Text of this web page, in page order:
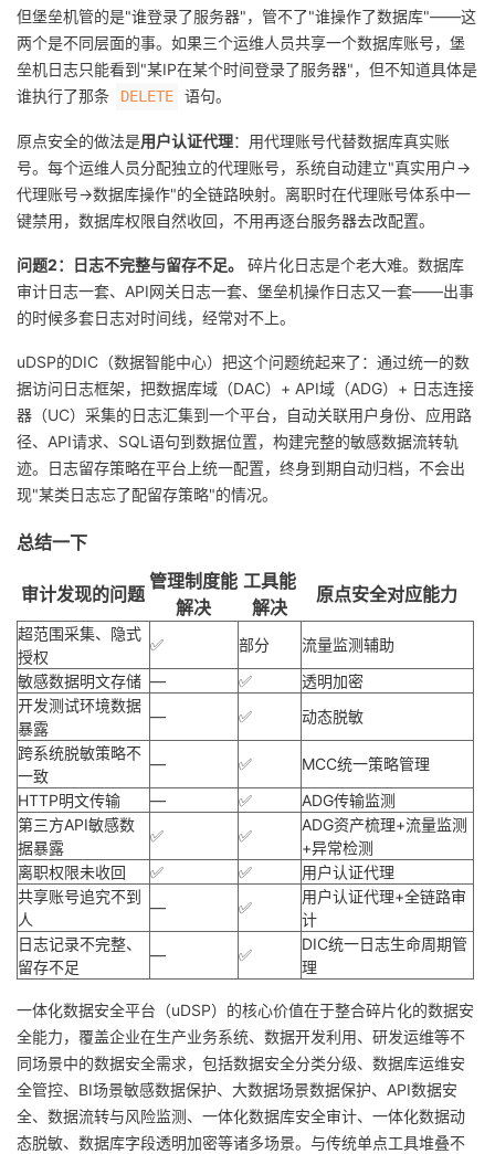
但堡垒机管的是"谁登录了服务器"，管不了"谁操作了数据库"——这
两个是不同层面的事。如果三个运维人员共享一个数据库账号，堡
垒机日志只能看到"某IP在某个时间登录了服务器"，但不知道具体是
谁执行了那条
DELETE 语句。
原点安全的做法是用户认证代理：用代理账号代替数据库真实账
号。每个运维人员分配独立的代理账号，系统自动建立"真实用户→
代理账号→数据库操作"的全链路映射。离职时在代理账号体系中一
键禁用，数据库权限自然收回，不用再逐台服务器去改配置。
问题2：日志不完整与留存不足。
碎片化日志是个老大难。数据库
审计日志一套、API网关日志一套、堡垒机操作日志又一套——出事
的时候多套日志对时间线，经常对不上。
uDSP的DIC（数据智能中心）把这个问题统起来了：通过统一的数
据访问日志框架，把数据库域（DAC）+ API域（ADG）+ 日志连接
器（UC）采集的日志汇集到一个平台，自动关联用户身份、应用路
径、API请求、SQL语句到数据位置，构建完整的敏感数据流转轨
迹。日志留存策略在平台上统一配置，终身到期自动归档，不会出
现"某类日志忘了配留存策略"的情况。
总结一下
审计发现的问题
管理制度能
解决
工具能
解决
原点安全对应能力
超范围采集、隐式
授权
✅ 部分
流量监测辅助
敏感数据明文存储 — ✅
透明加密
开发测试环境数据
暴露
— ✅
动态脱敏
跨系统脱敏策略不
一致
— ✅
MCC统一策略管理
HTTP明文传输
— ✅
ADG传输监测
第三方API敏感数
据暴露
✅ ✅
ADG资产梳理+流量监测
+异常检测
离职权限未收回
✅ ✅
用户认证代理
共享账号追究不到
人
— ✅
用户认证代理+全链路审
计
日志记录不完整、
留存不足
— ✅
DIC统一日志生命周期管
理
一体化数据安全平台（uDSP）的核心价值在于整合碎片化的数据安
全能力，覆盖企业在生产业务系统、数据开发利用、研发运维等不
同场景中的数据安全需求，包括数据安全分类分级、数据库运维安
全管控、BI场景敏感数据保护、大数据场景数据保护、API数据安
全、数据流转与风险监测、一体化数据库安全审计、一体化数据动
态脱敏、数据库字段透明加密等诸多场景。与传统单点工具堆叠不